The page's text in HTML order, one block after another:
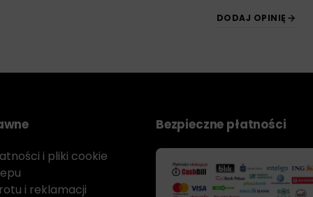
DODAJ OPINIĘ
i pliki cookie
i reklamacji
Bezpieczne płatności